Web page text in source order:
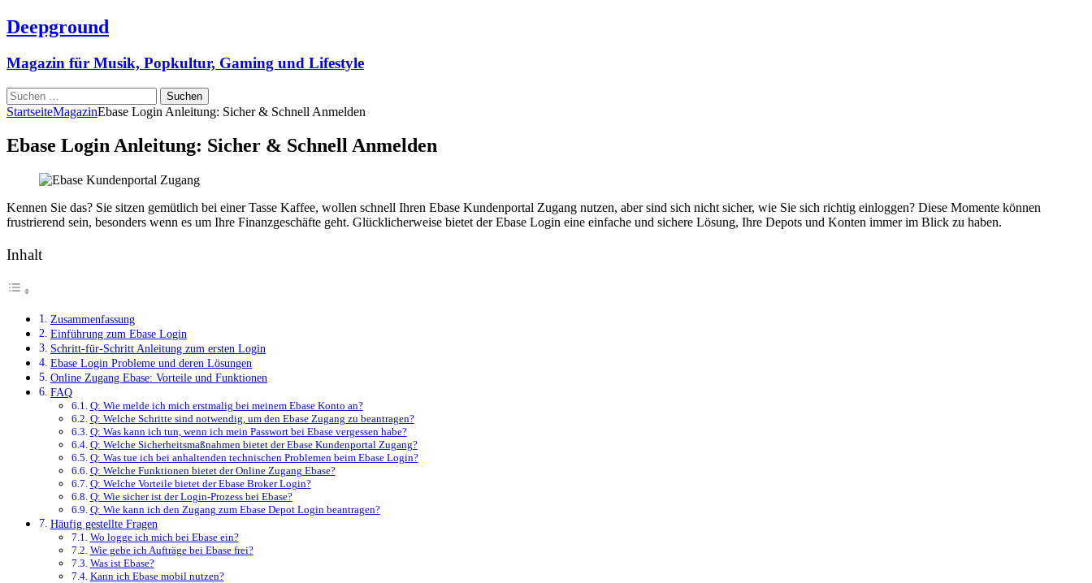
Deepground
Magazin für Musik, Popkultur, Gaming und Lifestyle
Suchen
nach:
StartseiteMagazinEbase Login Anleitung: Sicher & Schnell Anmelden
Ebase Login Anleitung: Sicher & Schnell Anmelden
Kennen Sie das? Sie sitzen gemütlich bei einer Tasse Kaffee, wollen schnell Ihren Ebase Kundenportal Zugang nutzen, aber sind sich nicht sicher, wie Sie sich richtig einloggen? Diese Momente können
frustrierend sein, besonders wenn es um Ihre Finanzgeschäfte geht. Glücklicherweise bietet der Ebase Login eine einfache und sichere Lösung, Ihre Depots und Konten immer im Blick zu haben.
Inhalt
Zusammenfassung
Einführung zum Ebase Login
Schritt-für-Schritt Anleitung zum ersten Login
Ebase Login Probleme und deren Lösungen
Online Zugang Ebase: Vorteile und Funktionen
FAQ
Q: Wie melde ich mich erstmalig bei meinem Ebase Konto an?
Q: Welche Schritte sind notwendig, um den Ebase Zugang zu beantragen?
Q: Was kann ich tun, wenn ich mein Passwort bei Ebase vergessen habe?
Q: Welche Sicherheitsmaßnahmen bietet der Ebase Kundenportal Zugang?
Q: Was tue ich bei anhaltenden technischen Problemen beim Ebase Login?
Q: Welche Funktionen bietet der Online Zugang Ebase?
Q: Welche Vorteile bietet der Ebase Broker Login?
Q: Wie sicher ist der Login-Prozess bei Ebase?
Q: Wie kann ich den Zugang zum Ebase Depot Login beantragen?
Häufig gestellte Fragen
Wo logge ich mich bei Ebase ein?
Wie gebe ich Aufträge bei Ebase frei?
Was ist Ebase?
Kann ich Ebase mobil nutzen?